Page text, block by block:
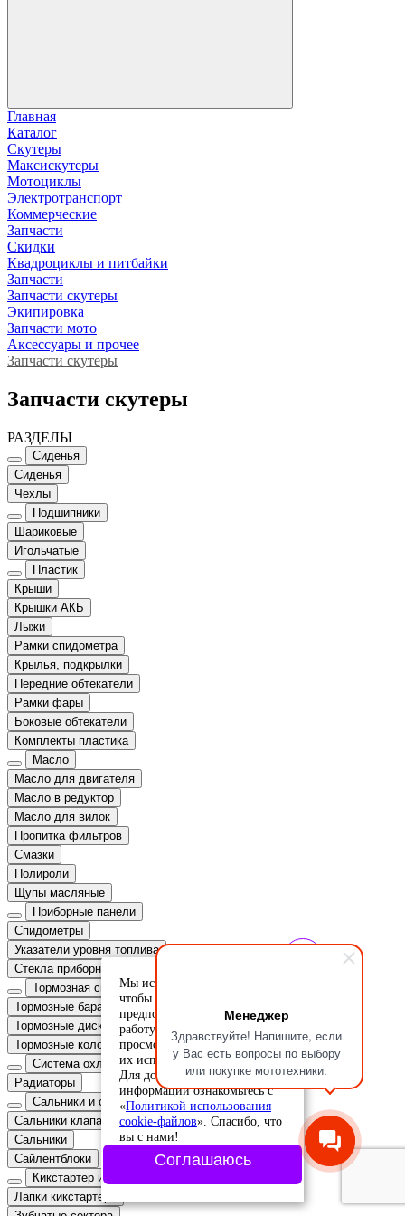
Менеджер
Здравствуйте! Напишите, если
у Вас есть вопросы по выбору
или покупке мототехники.
Главная
Каталог
Скутеры
Максискутеры
Мотоциклы
Электротранспорт
Коммерческие
Запчасти
Скидки
Квадроциклы и питбайки
Запчасти
Запчасти скутеры
Экипировка
Запчасти мото
Аксессуары и прочее
Запчасти скутеры
Запчасти скутеры
РАЗДЕЛЫ
Сиденья
Сиденья
Чехлы
Подшипники
Шариковые
Игольчатые
Пластик
Крыши
Крышки АКБ
Лыжи
Рамки спидометра
Крылья, подкрылки
Передние обтекатели
Рамки фары
Боковые обтекатели
Комплекты пластика
Масло
Масло для двигателя
Масло в редуктор
Масло для вилок
Пропитка фильтров
Смазки
Полироли
Щупы масляные
Приборные панели
Спидометры
Указатели уровня топлива
Стекла приборных панелей
Тормозная система
Тормозные барабаны
Тормозные диски
Тормозные колодки
Система охлаждения
Радиаторы
Сальники и сайлентблоки
Сальники клапанов
Сальники
Сайлентблоки
Кикстартер и стартеры
Лапки кикстартера
Мы используем cookie-файлы,
чтобы учесть ваши
предпочтения и улучшить
работу сайта. Продолжая
просмотр, вы соглашаетесь с
их использованием.
Для дополнительной
информации ознакомьтесь с
«Политикой использования
cookie-файлов». Спасибо, что
вы с нами!
Соглашаюсь